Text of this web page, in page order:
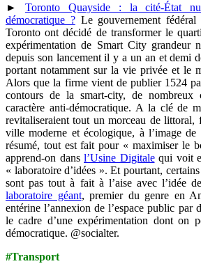
► Toronto Quayside : la cité-État
démocratique ?Le gouvernement
Toronto ont décidé de transformer le
expérimentation de Smart City grandeur
depuis son lancement il y a un an et demi
portant notamment sur la vie privée et le
Alors que la firme vient de publier 1524
contours de la smart-city, de nombreux
caractère anti-démocratique. A la clé de
revitaliseraient tout un morceau de littoral,
ville moderne et écologique, à l’image de
résumé, tout est fait pour « maximiser le
apprend-on dans l’Usine Digitalequi voit
« laboratoire d’idées ». Et pourtant,
sont pas tout à fait à l’aise avec l’idée
laboratoire géant, premier du genre en
entérine l’annexion de l’espace public par
le cadre d’une expérimentation dont on
démocratique. @socialter.
#Transport